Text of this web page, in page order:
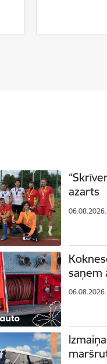
azarts
06.08.2026.
saņem
06.08.2026.